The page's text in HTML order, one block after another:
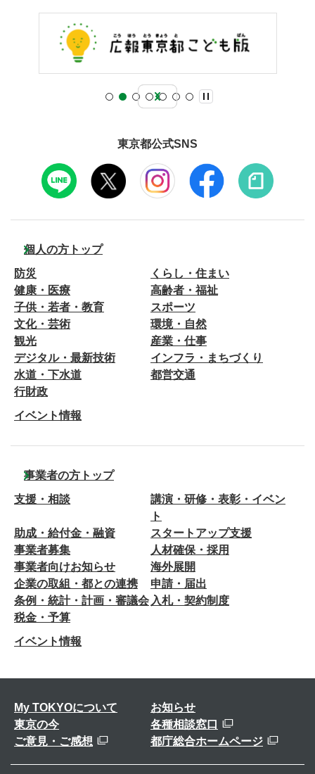
東京都公式SNS
個人の方トップ
防災
くらし・住まい
健康・医療
高齢者・福祉
子供・若者・教育
スポーツ
文化・芸術
環境・自然
観光
産業・仕事
デジタル・最新技術
インフラ・まちづくり
水道・下水道
都営交通
行財政
イベント情報
事業者の方トップ
支援・相談
講演・研修・表彰・イベン
ト
助成・給付金・融資
スタートアップ支援
事業者募集
人材確保・採用
事業者向けお知らせ
海外展開
企業の取組・都との連携
申請・届出
条例・統計・計画・審議会 入札・契約制度
税金・予算
イベント情報
My TOKYOについて
お知らせ
東京の今
各種相談窓口
ご意見・ご感想
都庁総合ホームページ